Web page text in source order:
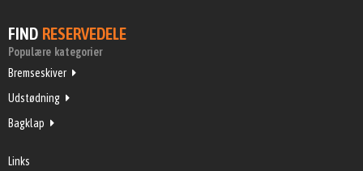
FIND RESERVEDELE
Populære kategorier
Bremseskiver
Udstødning
Bagklap
Links